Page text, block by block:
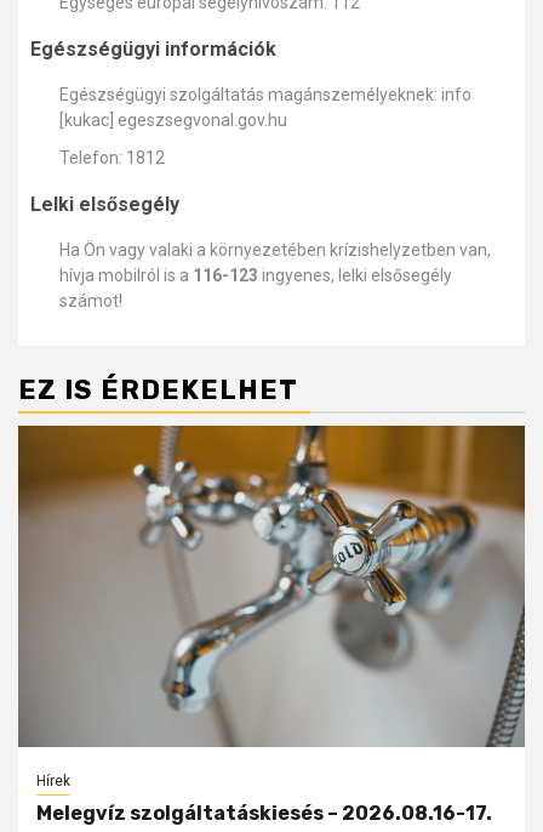
Egészségügyi információk
Egészségügyi szolgáltatás magánszemélyeknek: info
[kukac] egeszsegvonal.gov.hu
Telefon: 1812
Lelki elsősegély
Ha Ön vagy valaki a környezetében krízishelyzetben van,
hívja mobilról is a 116-123 ingyenes, lelki elsősegély
számot!
EZ IS ÉRDEKELHET
Hírek
Melegvíz szolgáltatáskiesés – 2026.08.16-17.